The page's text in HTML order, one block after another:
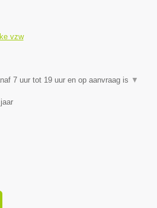
vzw
7 uur tot 19 uur en op aanvraag is ▼